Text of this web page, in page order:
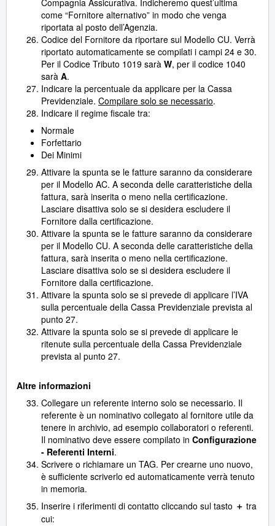
Compagnia Assicurativa. Indicheremo quest’ultima
come “Fornitore alternativo” in modo che venga
riportata al posto dell’Agenzia.
Codice del Fornitore da riportare sul Modello CU. Verrà
riportato automaticamente se compilati i campi 24 e 30.
Per il Codice Tributo 1019 sarà W, per il codice 1040
sarà A.
Indicare la percentuale da applicare per la Cassa
Previdenziale. Compilare solo se necessario.
Indicare il regime fiscale tra:
Normale
Forfettario
Dei Minimi
Attivare la spunta se le fatture saranno da considerare
per il Modello AC. A seconda delle caratteristiche della
fattura, sarà inserita o meno nella certificazione.
Lasciare disattiva solo se si desidera escludere il
Fornitore dalla certificazione.
Attivare la spunta se le fatture saranno da considerare
per il Modello CU. A seconda delle caratteristiche della
fattura, sarà inserita o meno nella certificazione.
Lasciare disattiva solo se si desidera escludere il
Fornitore dalla certificazione.
Attivare la spunta solo se si prevede di applicare l’IVA
sulla percentuale della Cassa Previdenziale prevista al
punto 27.
Attivare la spunta solo se si prevede di applicare le
ritenute sulla percentuale della Cassa Previdenziale
prevista al punto 27.
Altre informazioni
Collegare un referente interno solo se necessario. Il
referente è un nominativo collegato al fornitore utile da
tenere in archivio, ad esempio collaboratori o referenti.
Il nominativo deve essere compilato in Configurazione
- Referenti Interni.
Scrivere o richiamare un TAG. Per crearne uno nuovo,
è sufficiente scriverlo ed automaticamente verrà tenuto
in memoria.
Inserire i riferimenti di contatto cliccando sul tasto ＋ tra
cui: